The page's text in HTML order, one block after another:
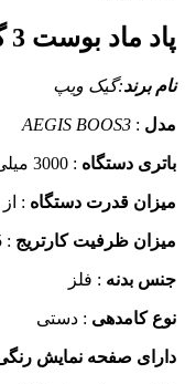
بوست 3 گیگ ویپ
:گیک ویپ
:
AEGIS BOOS3
دستگاه: 3000 میلی آمپر با نگهداری حداقل 2 روز شارژ
قدرت دستگاه: از 5 وات الی 60 وات پر قدرت
ظرفیت کارتریج : 5 میلی لیتر
بدنه: فلز
کامدهی: دستی
صفحه نمایش رنگی